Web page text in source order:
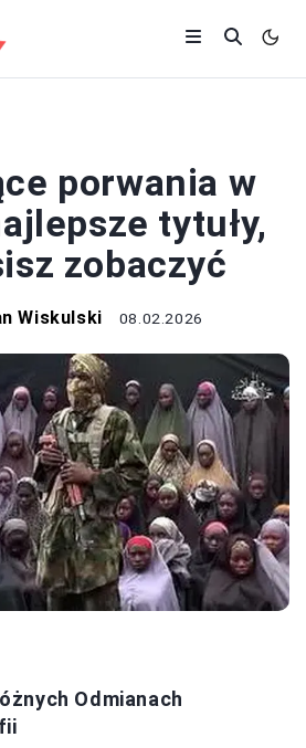
porwania w
tytuły,
zobaczyć
Wiskulski 08.02.2026
Odmianach